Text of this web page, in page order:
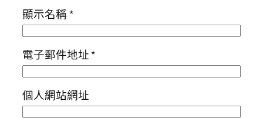
顯示名稱*
電子郵件地址*
個人網站網址